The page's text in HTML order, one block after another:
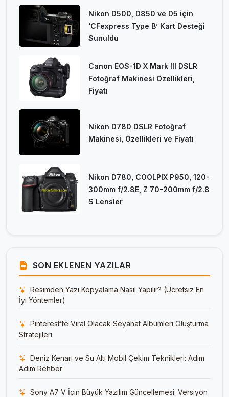
Nikon D500, D850 ve D5 için
‘CFexpress Type B’ Kart Desteği
Sunuldu
Canon EOS-1D X Mark III DSLR
Fotoğraf Makinesi Özellikleri,
Fiyatı
Nikon D780 DSLR Fotoğraf
Makinesi, Özellikleri ve Fiyatı
Nikon D780, COOLPIX P950, 120-
300mm f/2.8E, Z 70-200mm f/2.8
S Lensler
SON EKLENEN YAZILAR
Resimden Yazı Kopyalama Nasıl Yapılır? (Ücretsiz En
İyi Yöntemler)
Pinterest’te Viral Olacak Seyahat Albümleri Oluşturma
Stratejileri
Deniz Kenarı ve Su Altı Mobil Çekim Teknikleri: Adım
Adım Rehber
Sony A7 V İçin Büyük Yazılım Güncellemesi: Versiyon